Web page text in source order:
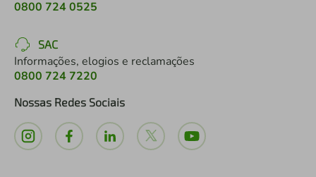
0800 724 0525
SAC
Informações, elogios e reclamações
0800 724 7220
Nossas Redes Sociais